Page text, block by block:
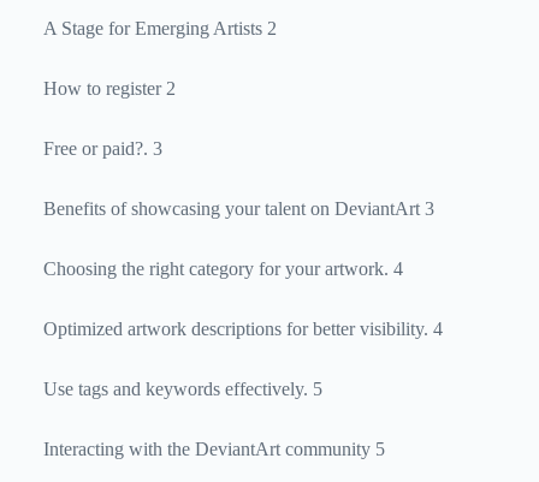
A Stage for Emerging Artists 2
How to register 2
Free or paid?. 3
Benefits of showcasing your talent on DeviantArt 3
Choosing the right category for your artwork. 4
Optimized artwork descriptions for better visibility. 4
Use tags and keywords effectively. 5
Interacting with the DeviantArt community 5